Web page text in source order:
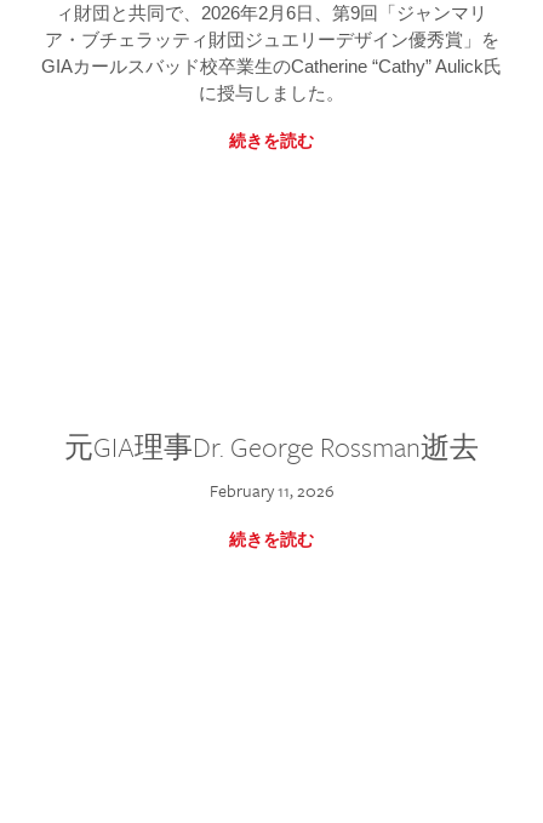
ィ財団と共同で、2026年2月6日、第9回「ジャンマリ
ア・ブチェラッティ財団ジュエリーデザイン優秀賞」を
GIAカールスバッド校卒業生のCatherine “Cathy” Aulick氏
に授与しました。
続きを読む
元GIA理事Dr. George Rossman逝去
February 11, 2026
続きを読む